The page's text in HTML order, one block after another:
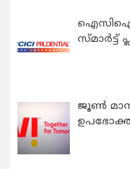
സ്മാർട്ട്
ജൂൺ